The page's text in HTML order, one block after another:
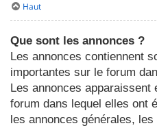
Haut
Que sont les annonces ?
Les annonces contiennent
importantes sur le forum
Les annonces apparaissent
forum dans lequel elles ont
les annonces générales,